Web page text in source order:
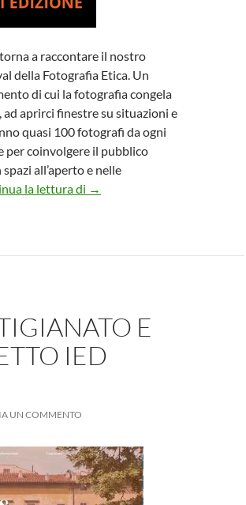
a raccontare il nostro
della Fotografia Etica. Un
di cui la fotografia congela
ad aprirci finestre su situazioni e
quasi 100 fotografi da ogni
per coinvolgere il pubblico
all’aperto e nelle
la lettura di Vincitori e programma del
→
E
IED
UN COMMENTO